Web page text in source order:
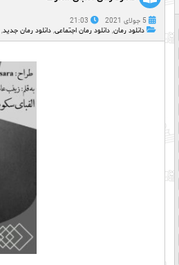
5 جولای 2021
21:03
دانلود رمان, دانلود رمان اجتماعی, دانلود رمان جدید,